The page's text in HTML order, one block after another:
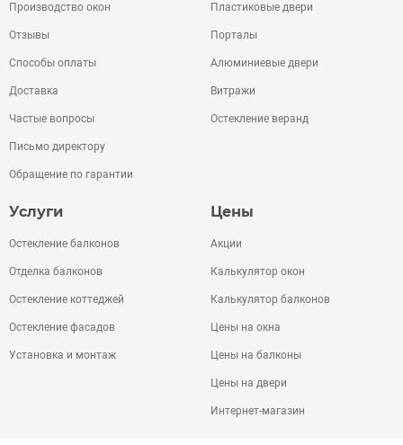
Производство окон
Отзывы
Способы оплаты
Доставка
Частые вопросы
Письмо директору
Обращение по гарантии
Пластиковые двери
Порталы
Алюминиевые двери
Витражи
Остекление веранд
Услуги
Остекление балконов
Отделка балконов
Остекление коттеджей
Остекление фасадов
Установка и монтаж
Цены
Акции
Калькулятор окон
Калькулятор балконов
Цены на окна
Цены на балконы
Цены на двери
Интернет-магазин